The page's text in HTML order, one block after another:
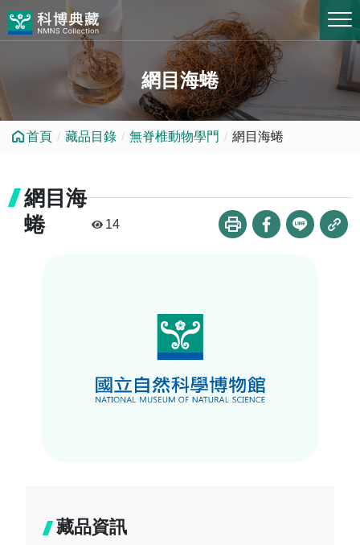
網目海蜷
首頁 藏品目錄 無脊椎動物學門 網目海蜷
網目海
蜷
14
藏品資訊